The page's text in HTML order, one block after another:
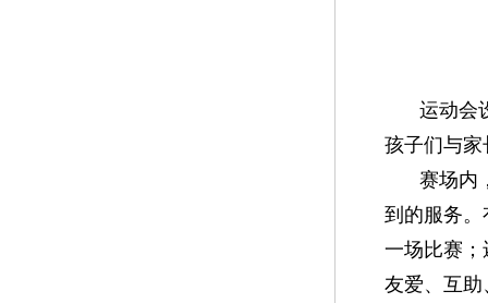
运动会
孩子们与
赛场内
到的服务
一场比赛
友爱、互